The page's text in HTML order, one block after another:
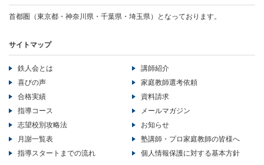
首都圏（東京都・神奈川県・千葉県・埼玉県）となっております。
サイトマップ
鉄人会とは
喜びの声
合格実績
指導コース
志望校別攻略法
月謝一覧表
指導スタートまでの流れ
講師紹介
家庭教師選考依頼
資料請求
メールマガジン
お知らせ
塾講師・プロ家庭教師の皆様へ
個人情報保護に対する基本方針